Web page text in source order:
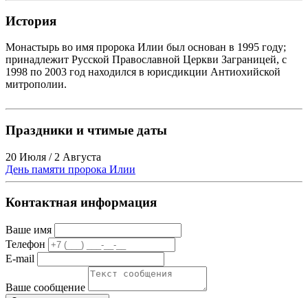
История
Монастырь во имя пророка Илии был основан в 1995 году;
принадлежит Русской Православной Церкви Заграницей, с
1998 по 2003 год находился в юрисдикции Антиохийской
митрополии.
Праздники и чтимые даты
20 Июля / 2 Августа
День памяти пророка Илии
Контактная информация
Ваше имя
Телефон
E-mail
Ваше сообщение